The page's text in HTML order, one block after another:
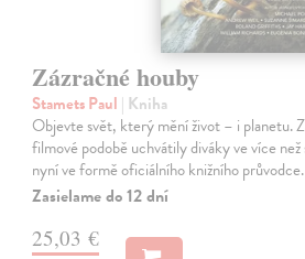
Zázračné houby
Stamets Paul | Kniha
Objevte svět, který mění život – i planetu.
filmové podobě uchvátily diváky ve více
nyní ve formě oficiálního knižního průvodce.
Zasielame do 12 dní
25,03 €